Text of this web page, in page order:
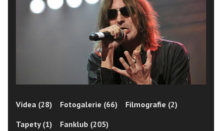
Videa (28) Fotogalerie (66)
Filmografie (2)
Tapety (1)
Fanklub (205)